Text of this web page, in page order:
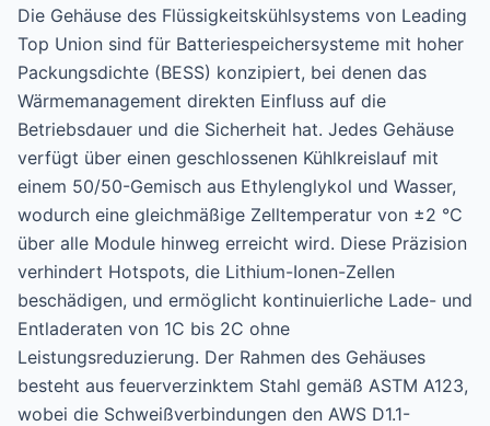
Die Gehäuse des Flüssigkeitskühlsystems von Leading
Top Union sind für Batteriespeichersysteme mit hoher
Packungsdichte (BESS) konzipiert, bei denen das
Wärmemanagement direkten Einfluss auf die
Betriebsdauer und die Sicherheit hat. Jedes Gehäuse
verfügt über einen geschlossenen Kühlkreislauf mit
einem 50/50-Gemisch aus Ethylenglykol und Wasser,
wodurch eine gleichmäßige Zelltemperatur von ±2 °C
über alle Module hinweg erreicht wird. Diese Präzision
verhindert Hotspots, die Lithium-Ionen-Zellen
beschädigen, und ermöglicht kontinuierliche Lade- und
Entladeraten von 1C bis 2C ohne
Leistungsreduzierung. Der Rahmen des Gehäuses
besteht aus feuerverzinktem Stahl gemäß ASTM A123,
wobei die Schweißverbindungen den AWS D1.1-